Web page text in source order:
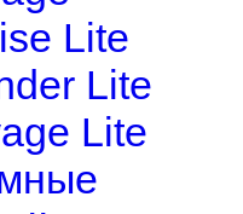
Lite
Lite
Lite